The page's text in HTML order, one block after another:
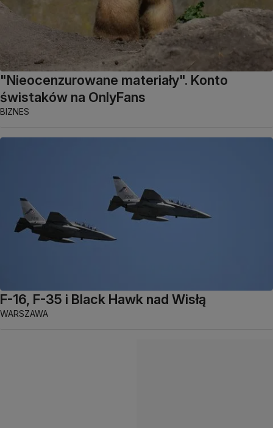
"Nieocenzurowane materiały". Konto
świstaków na OnlyFans
BIZNES
F-16, F-35 i Black Hawk nad Wisłą
WARSZAWA